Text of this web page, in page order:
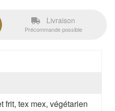
Livraison
Précommande possible
frit, tex mex, végétarien